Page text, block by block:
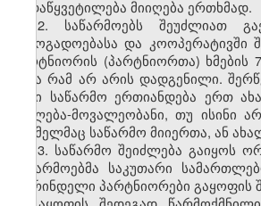
გადაწყვეტილება მიიღება ერთხმად.
12. საწარმოებს შეუძლიათ
საზოგადოებასა და კოოპერატივში
პარტნიორის (პარტნიორთა)
სხვა რამ არ არის დადგენილი.
ორი საწარმო ერთიანდება ერთ
უფლება-მოვალეობანი, თუ ისინი
რომელმაც საწარმო მიიერთა, ან
13. საწარმო შეიძლება გაიყოს
საწარმოებმა საკუთარი
ადრინდელი პარტნიორები